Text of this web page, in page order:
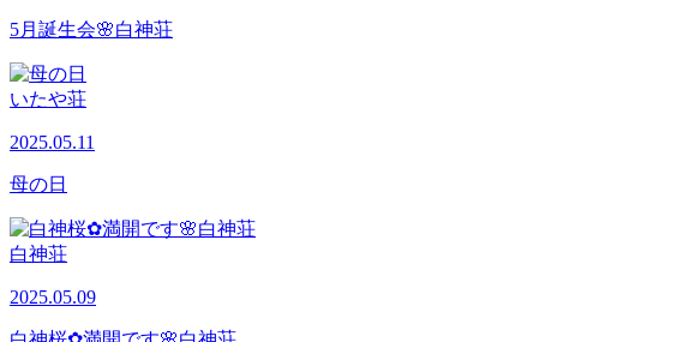
5月誕生会🌸白神荘
いたや荘
2025.05.11
母の日
白神荘
2025.05.09